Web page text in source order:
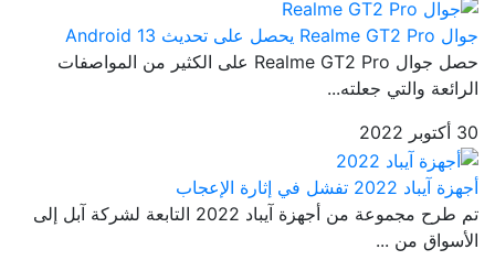
جوال Realme GT2 Pro يحصل على تحديث Android 13
حصل جوال Realme GT2 Pro على الكثير من المواصفات
الرائعة والتي جعلته...
30 أكتوبر 2022
أجهزة آيباد 2022 تفشل في إثارة الإعجاب
تم طرح مجموعة من أجهزة آيباد 2022 التابعة لشركة آبل إلى
الأسواق من ...